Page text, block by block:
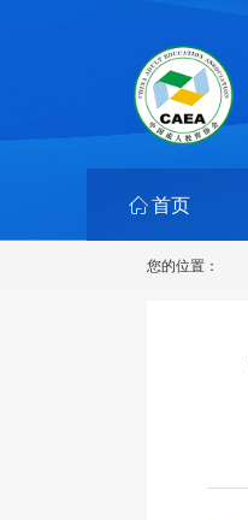
ꀇ 首页
您的位置：